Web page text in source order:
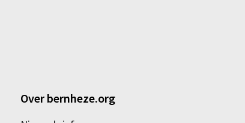
Over bernheze.org